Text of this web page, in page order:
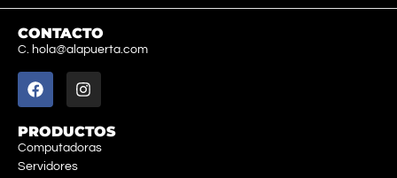
CONTACTO
C. hola@alapuerta.com
PRODUCTOS
Computadoras
Servidores